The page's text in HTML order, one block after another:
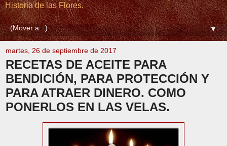
Historia de las Flores.
▼
martes, 26 de septiembre de 2017
RECETAS DE ACEITE PARA
BENDICIÓN, PARA PROTECCIÓN Y
PARA ATRAER DINERO. COMO
PONERLOS EN LAS VELAS.